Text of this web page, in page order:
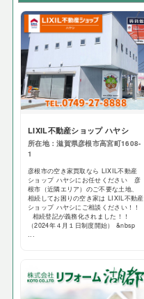
LIXIL不動産ショップ ハヤシ
所在地：滋賀県彦根市高宮町1608-
1
彦根市の空き家買取なら LIXIL不動産
ショップ ハヤシにお任せください 彦
根市（近隣エリア）のご不要な土地、
相続してお困りの空き家は LIXIL不動産
ショップ ハヤシにご相談ください！！
相続登記が義務化されました！！
（2024年４月１日制度開始） &nbsp
...